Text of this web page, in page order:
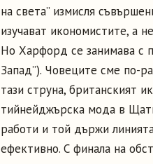
на света” измисля
изучават икономистите, а
Но Харфорд се занимава с
Запад”). Човеците сме по-
тази струна, британският
тийнейджърска мода в
работи и той държи
ефективно. С финала на